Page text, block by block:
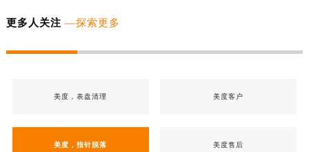
更多人关注 —探索更多
美度，表盘清理 美度客户
美度，指针脱落 美度售后